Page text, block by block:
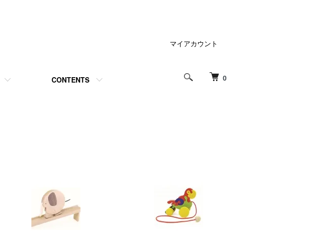
0
CONTENTS
マイアカウント